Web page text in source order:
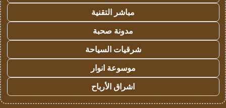
مباشر التقنية
مدونة صحبة
شرقيات السياحة
موسوعة انوار
اشراق الأرباح